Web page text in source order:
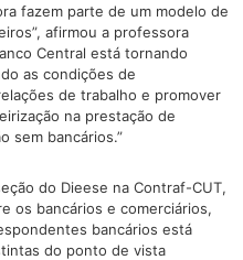
fazem parte de um modelo de
afirmou a professora
Central está tornando
as condições de
de trabalho e promover
na prestação de
sem bancários.”
do Dieese na Contraf-CUT,
os bancários e comerciários,
bancários está
do ponto de vista